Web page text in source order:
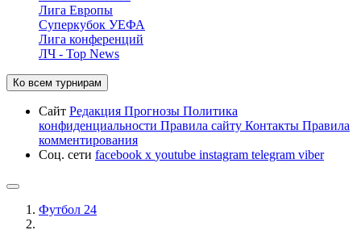
Лига Европы
Суперкубок УЕФА
Лига конференций
ЛЧ - Top News
Ко всем турнирам
Сайт Редакция Прогнозы Политика
конфиденциальности Правила сайту Контакты Правила
комментирования
Соц. сети facebook x youtube instagram telegram viber
Футбол 24